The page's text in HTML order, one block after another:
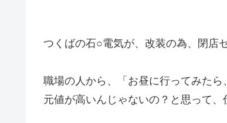
つくばの石○電気が、改装の為、閉店
職場の人から、「お昼に行ってみた
元値が高いんじゃないの？と思って、